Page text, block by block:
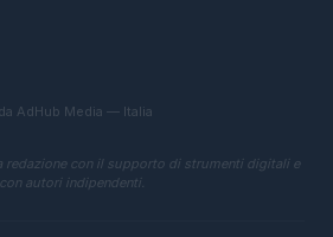
AdHub Media — Italia
redazione con il supporto di strumenti digitali e
autori indipendenti.